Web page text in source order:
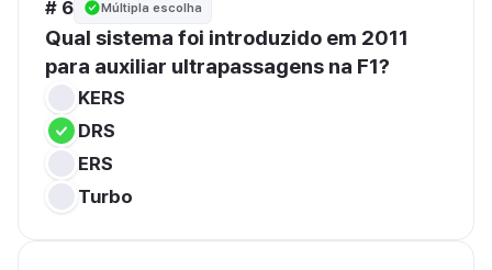
# 6 Múltipla escolha
Qual sistema foi introduzido em 2011
para auxiliar ultrapassagens na F1?
KERS
DRS
ERS
Turbo